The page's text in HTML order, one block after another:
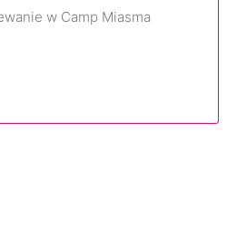
w Camp Miasma